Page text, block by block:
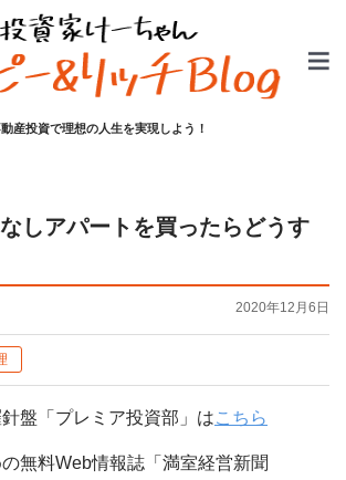
産投資で理想の人生を実現しよう！
しアパートを買ったらどうす
2020年12月6日
盤「プレミア投資部」はこちら
無料Web情報誌「満室経営新聞